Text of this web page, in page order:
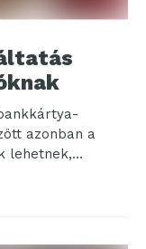
azonban a
lehetnek,